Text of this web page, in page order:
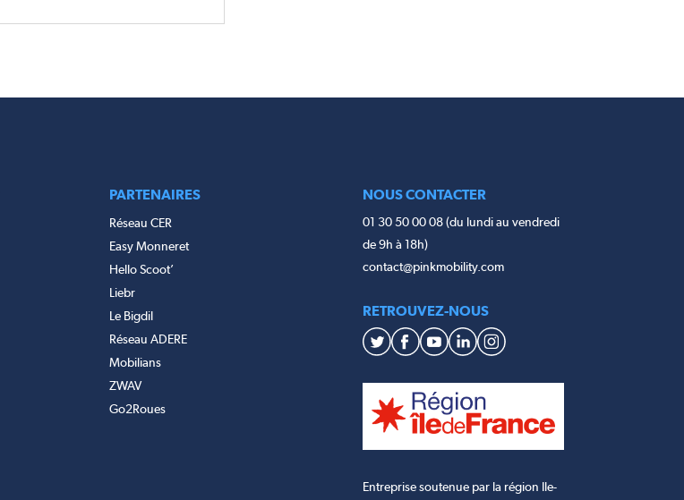
PARTENAIRES
Réseau CER
Easy Monneret
Hello Scoot’
Liebr
Le Bigdil
Réseau ADERE
Mobilians
ZWAV
Go2Roues
NOUS CONTACTER
01 30 50 00 08 (du lundi au vendredi
de 9h à 18h)
contact@pinkmobility.com
RETROUVEZ-NOUS
Entreprise soutenue par la région Ile-